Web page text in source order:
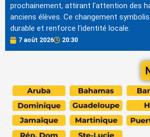
prochainement, attirant l'attention des
anciens élèves. Ce changement
durable et renforce l'identité locale.
7 août 2026 20:30